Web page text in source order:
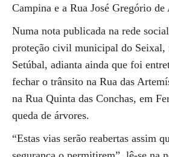
Campina e a Rua José Gregório
Numa nota publicada na rede
proteção civil municipal do Seixal,
Setúbal, adianta ainda que foi
fechar o trânsito na Rua das
na Rua Quinta das Conchas, em
queda de árvores.
“Estas vias serão reabertas assim